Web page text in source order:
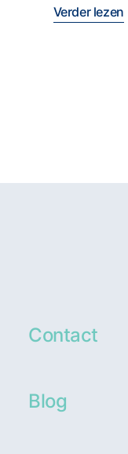
Verder lezen
Contact
Blog